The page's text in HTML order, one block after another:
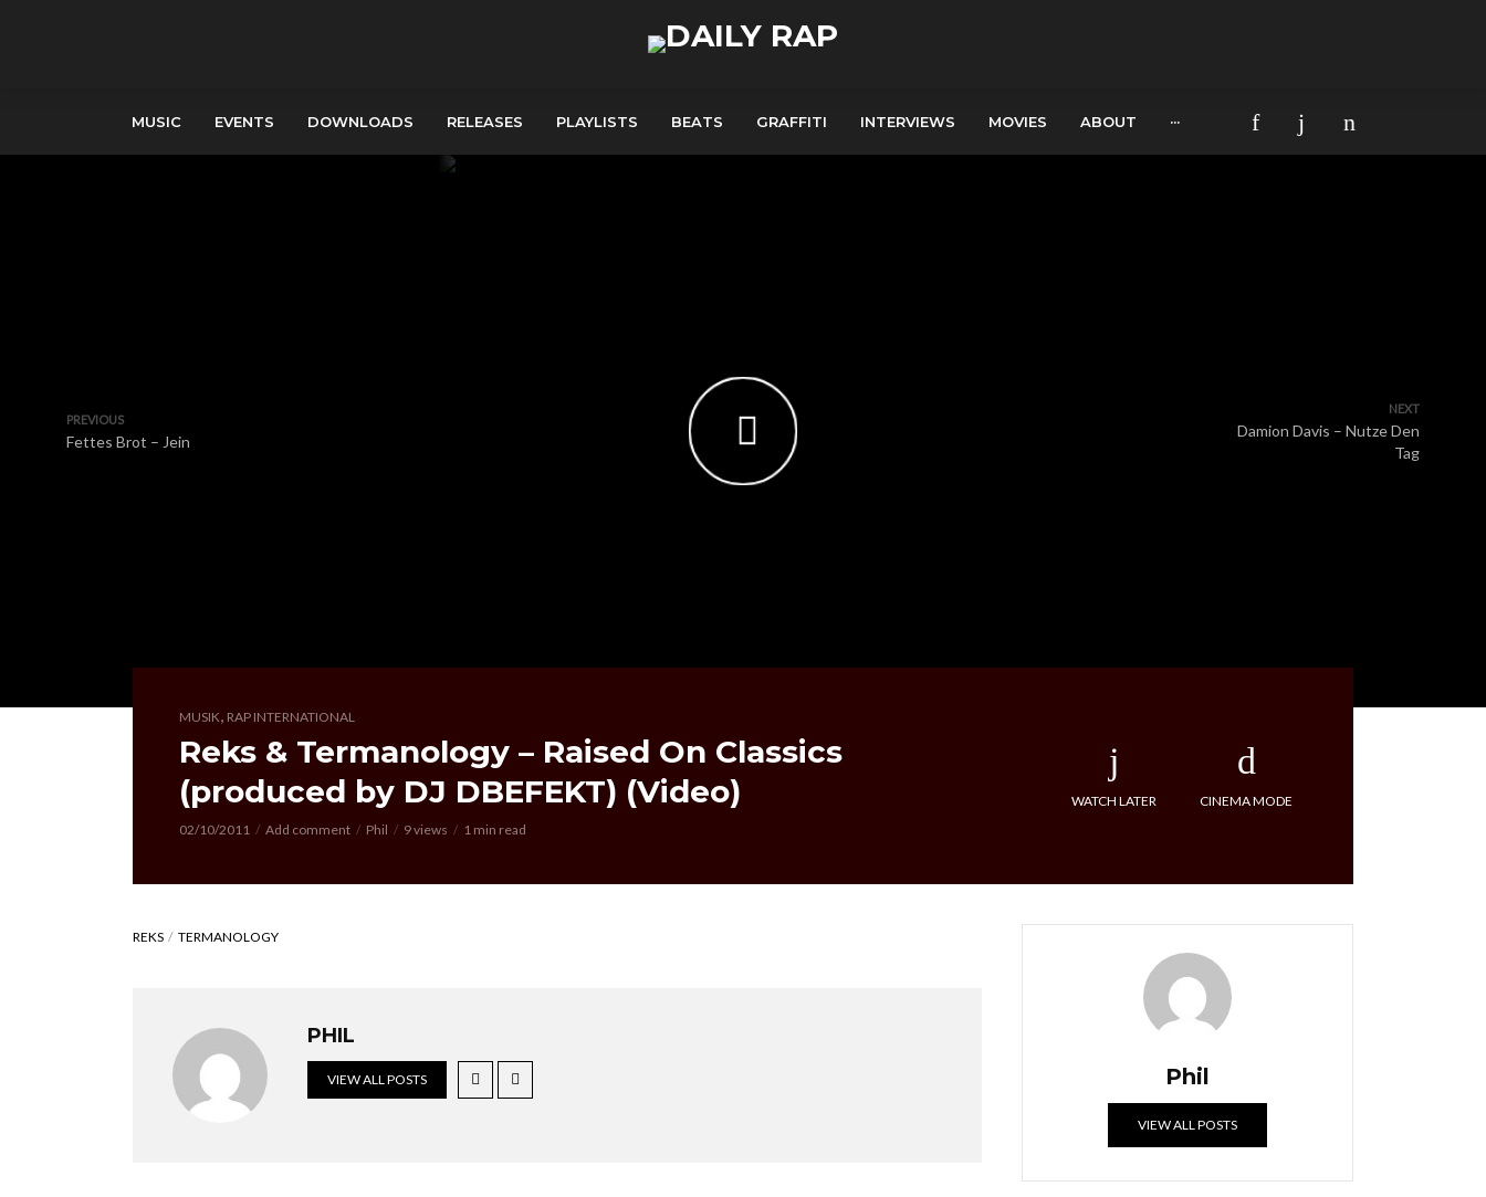
MUSIC EVENTS DOWNLOADS RELEASES PLAYLISTS BEATS GRAFFITI INTERVIEWS MOVIES ABOUT ···
PREVIOUS
Fettes Brot – Jein
NEXT
Damion Davis – Nutze Den
Tag
MUSIK, RAP INTERNATIONAL
Reks & Termanology – Raised On Classics
(produced by DJ DBEFEKT) (Video)
02/10/2011 Add comment Phil 9 views 1 min read
WATCH LATER CINEMA MODE
REKS TERMANOLOGY
PHIL
VIEW ALL POSTS Phil
VIEW ALL POSTS